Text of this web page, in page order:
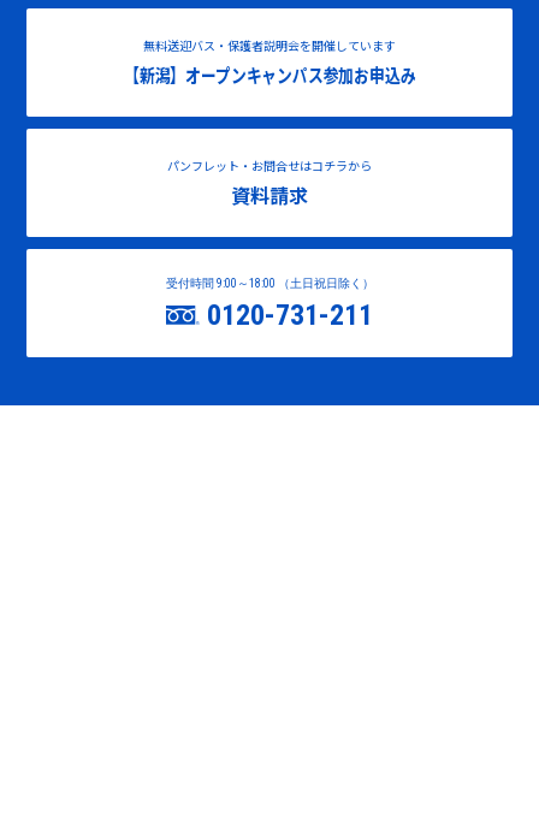
無料送迎バス・保護者説明会を開催しています
【新潟】オープンキャンパス参加お申込み
パンフレット・お問合せはコチラから
資料請求
受付時間 9:00～18:00 （土日祝日除く）
0120-731-211